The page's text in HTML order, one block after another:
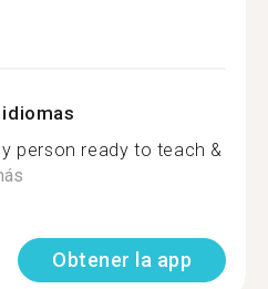
person ready to teach &
Obtener la app